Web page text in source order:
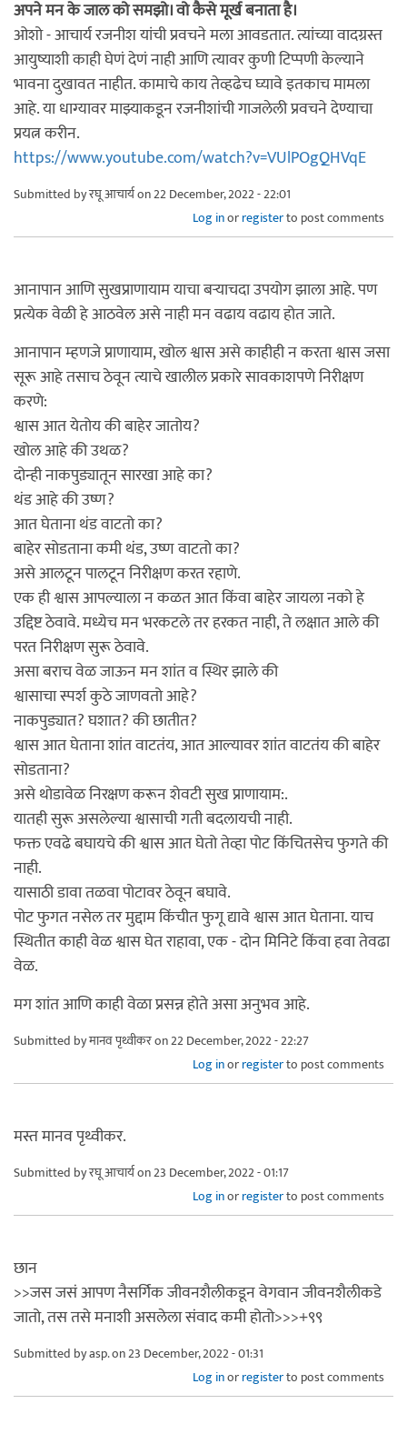
अपने मन के जाल को समझो। वो कैसे मूर्ख बनाता है।
ओशो - आचार्य रजनीश यांची प्रवचने मला आवडतात. त्यांच्या वादग्रस्त
आयुष्याशी काही घेणं देणं नाही आणि त्यावर कुणी टिप्पणी केल्याने
भावना दुखावत नाहीत. कामाचे काय तेव्हढेच घ्यावे इतकाच मामला
आहे. या धाग्यावर माझ्याकडून रजनीशांची गाजलेली प्रवचने देण्याचा
प्रयत्न करीन.
https://www.youtube.com/watch?v=VUlPOgQHVqE
Submitted byरघू आचार्यon 22 December, 2022 - 22:01
Log inorregisterto post comments
आनापान आणि सुखप्राणायाम याचा बऱ्याचदा उपयोग झाला आहे. पण
प्रत्येक वेळी हे आठवेल असे नाही मन वढाय वढाय होत जाते.
आनापान म्हणजे प्राणायाम, खोल श्वास असे काहीही न करता श्वास जसा
सूरू आहे तसाच ठेवून त्याचे खालील प्रकारे सावकाशपणे निरीक्षण
करणे:
श्वास आत येतोय की बाहेर जातोय?
खोल आहे की उथळ?
दोन्ही नाकपुड्यातून सारखा आहे का?
थंड आहे की उष्ण?
आत घेताना थंड वाटतो का?
बाहेर सोडताना कमी थंड, उष्ण वाटतो का?
असे आलटून पालटून निरीक्षण करत रहाणे.
एक ही श्वास आपल्याला न कळत आत किंवा बाहेर जायला नको हे
उद्दिष्ट ठेवावे. मध्येच मन भरकटले तर हरकत नाही, ते लक्षात आले की
परत निरीक्षण सुरू ठेवावे.
असा बराच वेळ जाऊन मन शांत व स्थिर झाले की
श्वासाचा स्पर्श कुठे जाणवतो आहे?
नाकपुड्यात? घशात? की छातीत?
श्वास आत घेताना शांत वाटतंय, आत आल्यावर शांत वाटतंय की बाहेर
सोडताना?
असे थोडावेळ निरक्षण करून शेवटी सुख प्राणायाम:.
यातही सुरू असलेल्या श्वासाची गती बदलायची नाही.
फक्त एवढे बघायचे की श्वास आत घेतो तेव्हा पोट किंचितसेच फुगते की
नाही.
यासाठी डावा तळवा पोटावर ठेवून बघावे.
पोट फुगत नसेल तर मुद्दाम किंचीत फुगू द्यावे श्वास आत घेताना. याच
स्थितीत काही वेळ श्वास घेत राहावा, एक - दोन मिनिटे किंवा हवा तेवढा
वेळ.
मग शांत आणि काही वेळा प्रसन्न होते असा अनुभव आहे.
Submitted byमानव पृथ्वीकरon 22 December, 2022 - 22:27
Log inorregisterto post comments
मस्त मानव पृथ्वीकर.
Submitted byरघू आचार्यon 23 December, 2022 - 01:17
Log inorregisterto post comments
छान
>>जस जसं आपण नैसर्गिक जीवनशैलीकडून वेगवान जीवनशैलीकडे
जातो, तस तसे मनाशी असलेला संवाद कमी होतो>>>+९९
Submitted byasp.on 23 December, 2022 - 01:31
Log inorregisterto post comments